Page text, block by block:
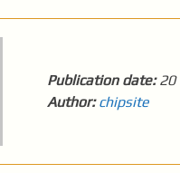
Publication date: 20
Author: chipsite